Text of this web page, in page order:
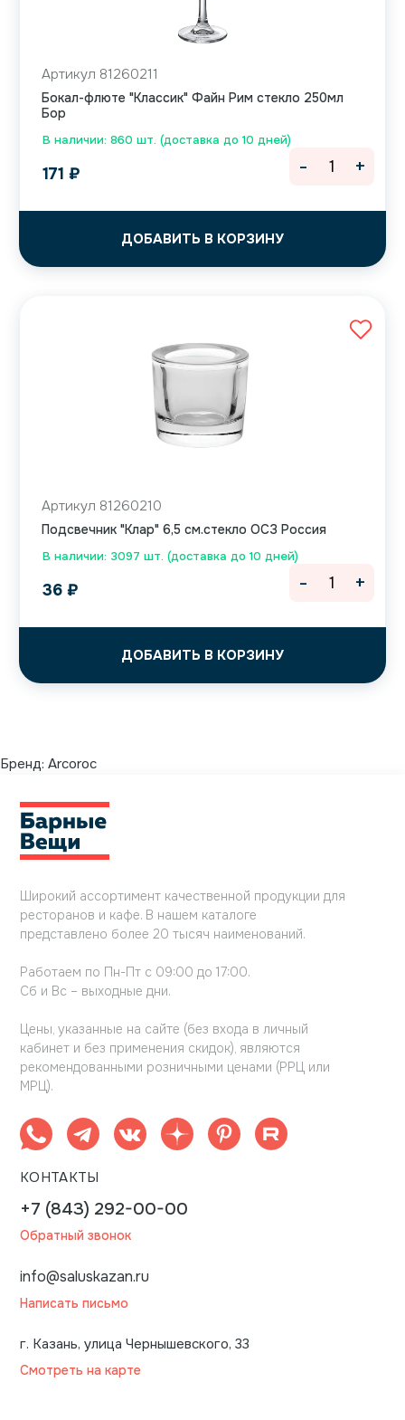
В наличии: 860 шт. (доставка до 10 дней)
Артикул 81260211
Бокал-флюте "Классик" Файн Рим стекло 250мл
Бор
171 ₽
ДОБАВИТЬ В КОРЗИНУ
- +
В наличии: 3097 шт. (доставка до 10 дней)
Артикул 81260210
Подсвечник "Клар" 6,5 см.стекло ОСЗ Россия
36 ₽
ДОБАВИТЬ В КОРЗИНУ
- +
Бренд: Arcoroc
Широкий ассортимент качественной продукции для
ресторанов и кафе. В нашем каталоге
представлено более 20 тысяч наименований.
Работаем по Пн-Пт с 09:00 до 17:00.
Сб и Вс – выходные дни.
Цены, указанные на сайте (без входа в личный
кабинет и без применения скидок), являются
рекомендованными розничными ценами (РРЦ или
МРЦ).
КОНТАКТЫ
+7 (843) 292-00-00
Обратный звонок
info@saluskazan.ru
Написать письмо
г. Казань, улица Чернышевского, 33
Смотреть на карте